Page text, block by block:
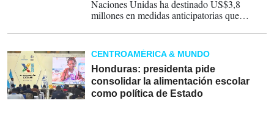
Naciones Unidas ha destinado US$3,8
millones en medidas anticipatorias que
crisis se profundice.
CENTROAMÉRICA & MUNDO
Honduras: presidenta pide
consolidar la alimentación escolar
como política de Estado